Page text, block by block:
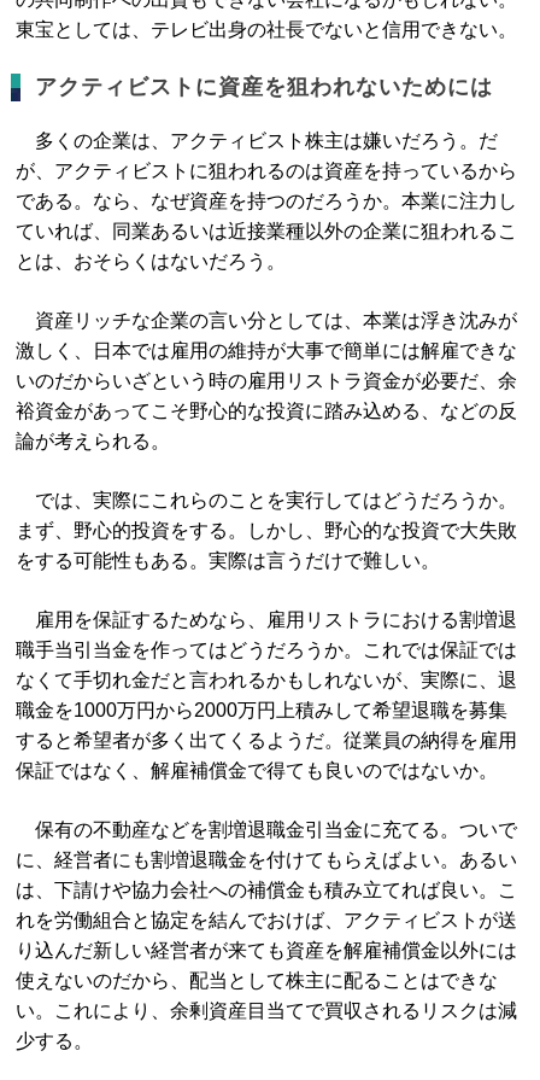
東宝としては、テレビ出身の社長でないと信用できない。
アクティビストに資産を狙われないためには
多くの企業は、アクティビスト株主は嫌いだろう。だ
が、アクティビストに狙われるのは資産を持っているから
である。なら、なぜ資産を持つのだろうか。本業に注力し
ていれば、同業あるいは近接業種以外の企業に狙われるこ
とは、おそらくはないだろう。
資産リッチな企業の言い分としては、本業は浮き沈みが
激しく、日本では雇用の維持が大事で簡単には解雇できな
いのだからいざという時の雇用リストラ資金が必要だ、余
裕資金があってこそ野心的な投資に踏み込める、などの反
論が考えられる。
では、実際にこれらのことを実行してはどうだろうか。
まず、野心的投資をする。しかし、野心的な投資で大失敗
をする可能性もある。実際は言うだけで難しい。
雇用を保証するためなら、雇用リストラにおける割増退
職手当引当金を作ってはどうだろうか。これでは保証では
なくて手切れ金だと言われるかもしれないが、実際に、退
職金を1000万円から2000万円上積みして希望退職を募集
すると希望者が多く出てくるようだ。従業員の納得を雇用
保証ではなく、解雇補償金で得ても良いのではないか。
保有の不動産などを割増退職金引当金に充てる。ついで
に、経営者にも割増退職金を付けてもらえばよい。あるい
は、下請けや協力会社への補償金も積み立てれば良い。こ
れを労働組合と協定を結んでおけば、アクティビストが送
り込んだ新しい経営者が来ても資産を解雇補償金以外には
使えないのだから、配当として株主に配ることはできな
い。これにより、余剰資産目当てで買収されるリスクは減
少する。